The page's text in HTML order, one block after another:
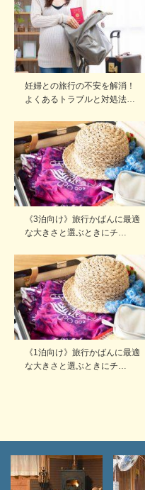
妊婦との旅行の不安を解消！
よくあるトラブルと対処法…
《3泊向け》旅行かばんに最適
な大きさと選ぶときにチ…
《1泊向け》旅行かばんに最適
な大きさと選ぶときにチ…